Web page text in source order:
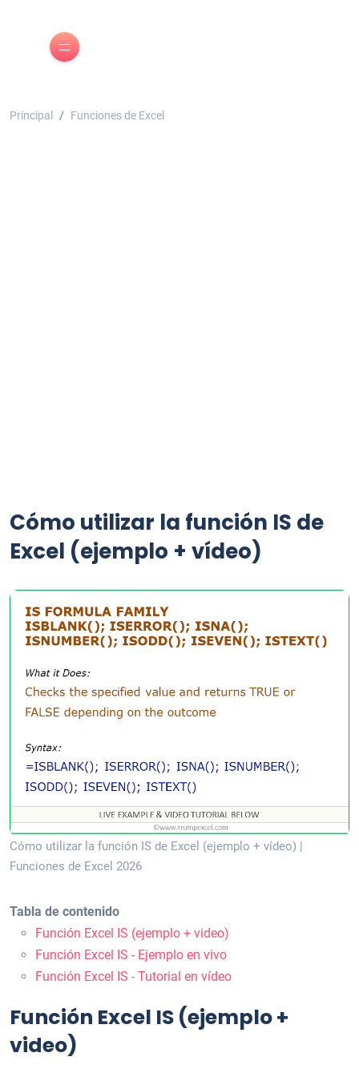
Principal Funciones de Excel
Cómo utilizar la función IS de
Excel (ejemplo + vídeo)
Cómo utilizar la función IS de Excel (ejemplo + vídeo) |
Funciones de Excel 2026
Tabla de contenido
Función Excel IS (ejemplo + video)
Función Excel IS - Ejemplo en vivo
Función Excel IS - Tutorial en vídeo
Función Excel IS (ejemplo +
video)